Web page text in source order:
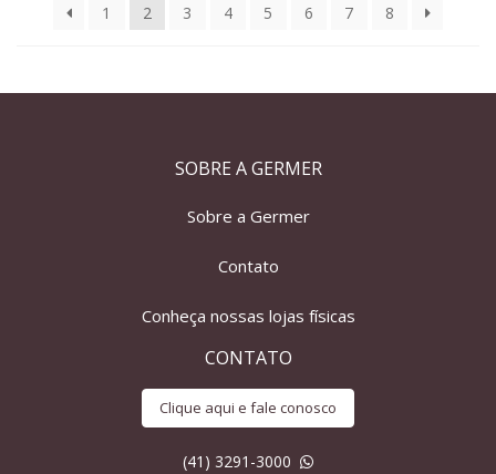
1 2 3 4 5 6 7 8
SOBRE A GERMER
Sobre a Germer
Contato
Conheça nossas lojas físicas
CONTATO
Clique aqui e fale conosco
(41) 3291-3000